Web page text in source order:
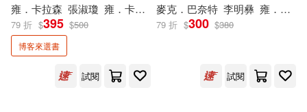
Jon Klassen(24) Mac(16)
Mac Barnett(14)
出版社 (可複選)
雍．卡拉森 張淑瓊 雍．卡拉森（ Jon Klassen ）
79 折 $395 $500
博客來選書
試閱
麥克．巴奈特 李明彝 雍．卡拉森（
79 折 $300 $380
試閱